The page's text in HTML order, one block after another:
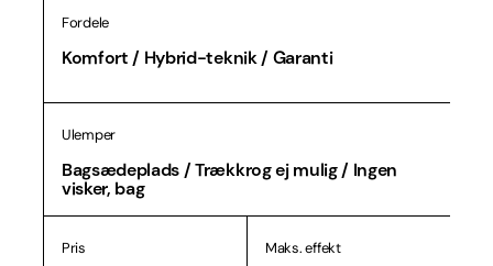
Fordele
Komfort / Hybrid-teknik / Garanti
Ulemper
Bagsædeplads / Trækkrog ej mulig / Ingen
visker, bag
Pris Maks. effekt